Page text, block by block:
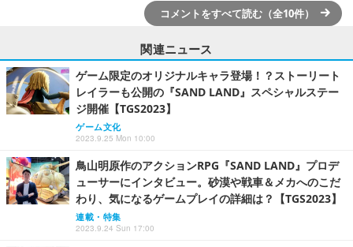
コメントをすべて読む（全10件）
関連ニュース
ゲーム限定のオリジナルキャラ登場！？ストーリート
レイラーも公開の『SAND LAND』スペシャルステー
ジ開催【TGS2023】
ゲーム文化
2023.9.25 Mon 10:00
鳥山明原作のアクションRPG『SAND LAND』プロデ
ューサーにインタビュー。砂漠や戦車＆メカへのこだ
わり、気になるゲームプレイの詳細は？【TGS2023】
連載・特集
2023.9.24 Sun 17:00